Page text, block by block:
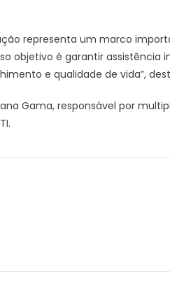
representa um marco
objetivo é garantir assistência
e qualidade de vida”,
Gama, responsável por